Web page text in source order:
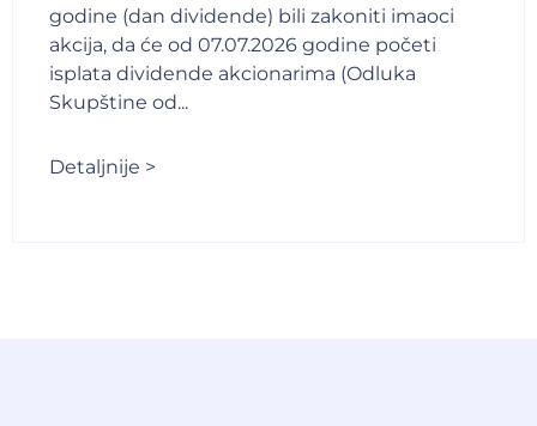
godine (dan dividende) bili zakoniti imaoci
akcija, da će od 07.07.2026 godine početi
isplata dividende akcionarima (Odluka
Skupštine od...
Detaljnije >